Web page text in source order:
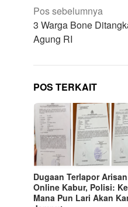
Navigasi
pos
Pos sebelumnya
3 Warga Bone
Agung RI
POS TERKAIT
Dugaan Terlapor Arisan
Online Kabur, Polisi: Ke
Mana Pun Lari Akan